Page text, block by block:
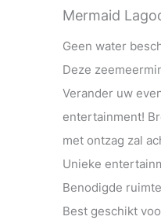
Mermaid
Geen water
Deze
Verander uw
entertainment!
met ontzag zal
Unieke
Benodigde
Best geschikt